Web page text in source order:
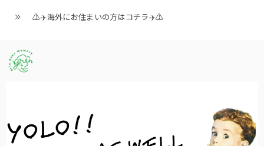
⚠️✈️海外にお住まいの方はコチラ✈️⚠️